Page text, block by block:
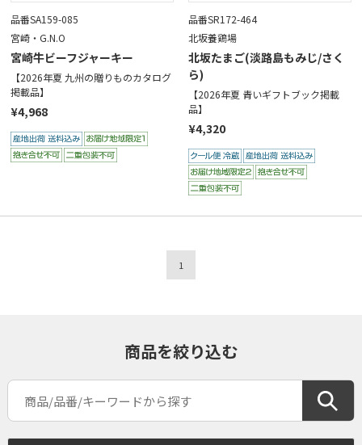
品番SA159-085
宮崎・G.N.O
宮崎牛ビーフジャーキー
【2026年夏 九州の贈りものカタログ
掲載品】
¥4,968
品番SR172-464
北坂養鶏場
北坂たまご(淡路島もみじ/さく
ら)
【2026年夏 青いギフトブック掲載
品】
¥4,320
1
商品を絞り込む